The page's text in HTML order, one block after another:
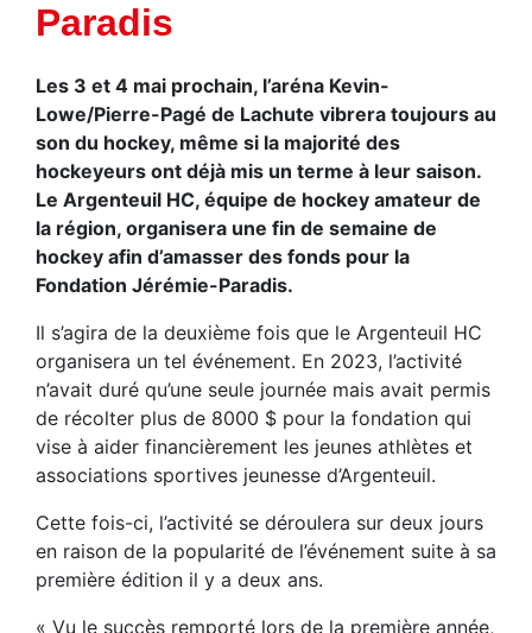
Paradis
Les 3 et 4 mai prochain, l’aréna Kevin-
Lowe/Pierre-Pagé de Lachute vibrera toujours au
son du hockey, même si la majorité des
hockeyeurs ont déjà mis un terme à leur saison.
Le Argenteuil HC, équipe de hockey amateur de
la région, organisera une fin de semaine de
hockey afin d’amasser des fonds pour la
Fondation Jérémie-Paradis.
Il s’agira de la deuxième fois que le Argenteuil HC
organisera un tel événement. En 2023, l’activité
n’avait duré qu’une seule journée mais avait permis
de récolter plus de 8000 $ pour la fondation qui
vise à aider financièrement les jeunes athlètes et
associations sportives jeunesse d’Argenteuil.
Cette fois-ci, l’activité se déroulera sur deux jours
en raison de la popularité de l’événement suite à sa
première édition il y a deux ans.
« Vu le succès remporté lors de la première année,